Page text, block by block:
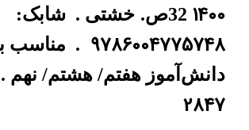
140032ص. خشتی . شابک:
9786004775748
.
مناسب
دانش‌آموز هفتم/ هشتم/ نهم .
2847